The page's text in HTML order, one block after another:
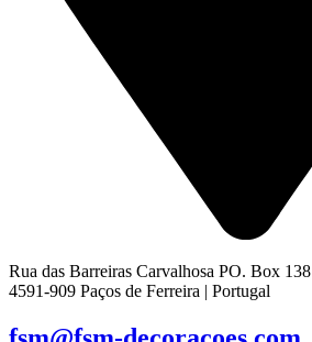
Rua das Barreiras Carvalhosa PO. Box 138
4591-909 Paços de Ferreira | Portugal